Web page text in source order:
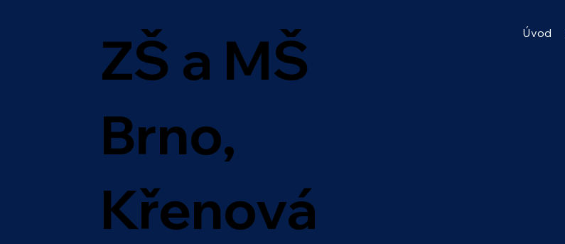
ZŠ a MŠ
Brno,
Křenová
Úvod